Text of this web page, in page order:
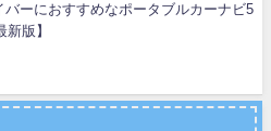
バーにおすすめなポータブルカーナビ5
新版】